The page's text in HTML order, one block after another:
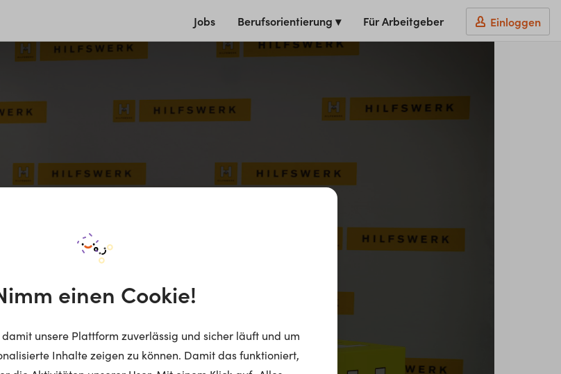
Jobs Berufsorientierung ▾ Für Arbeitgeber Einloggen
einen Cookie!
damit unsere Plattform zuverlässig und sicher läuft und um
Inhalte zeigen zu können. Damit das funktioniert,